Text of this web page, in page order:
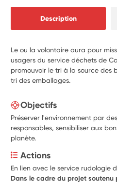
Description
Le ou la volontaire aura pour
usagers du service déchets de
promouvoir le tri à la source des
tri des emballages.
Objectifs
Préserver l'environnement par
responsables, sensibiliser aux
planète.
Actions
En lien avec le service rudologie
Dans le cadre du projet soutenu